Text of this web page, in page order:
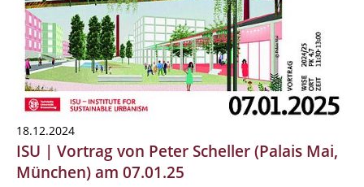
18.12.2024
ISU | Vortrag von Peter Scheller (Palais Mai,
München) am 07.01.25